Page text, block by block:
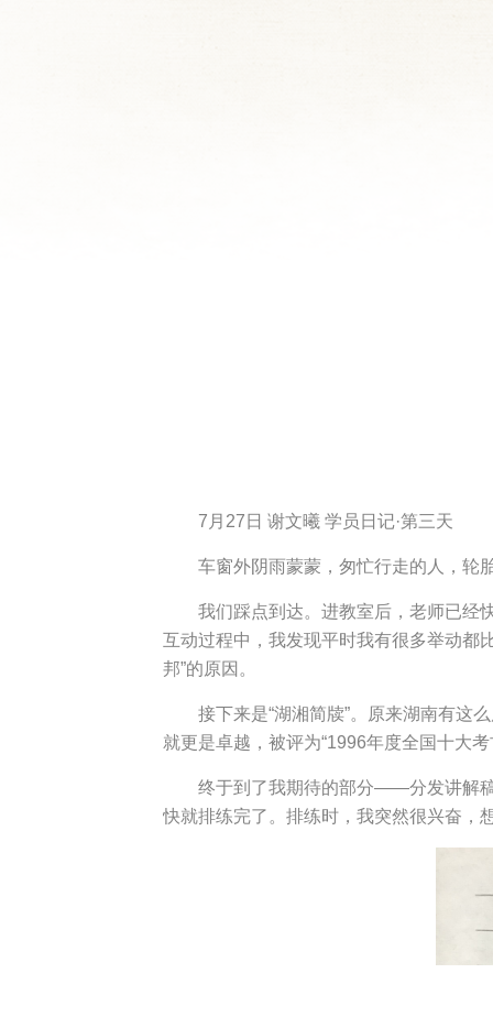
7月27日 谢文曦 学员日记·第三天
车窗外阴雨蒙蒙，匆忙行走的人，轮
我们踩点到达。进教室后，老师已经
互动过程中，我发现平时我有很多举动都
邦”的原因。
接下来是“湖湘简牍”。原来湖南有这
就更是卓越，被评为“1996年度全国十大
终于到了我期待的部分——分发讲解
快就排练完了。排练时，我突然很兴奋，